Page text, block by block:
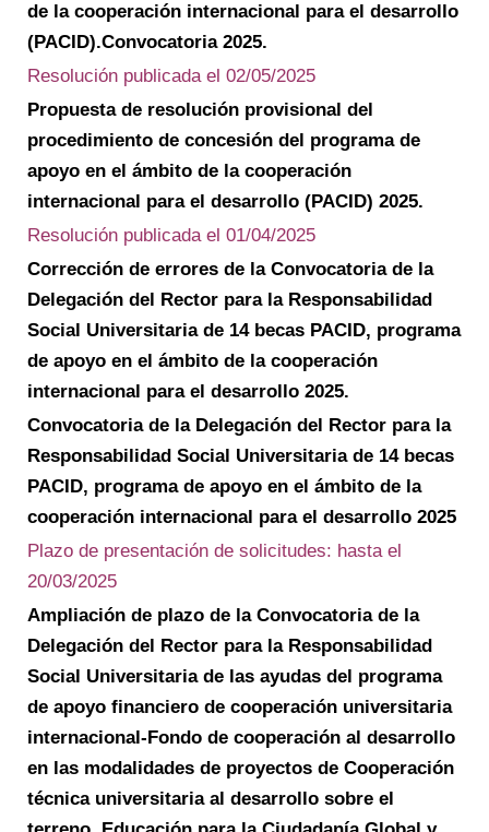
de la cooperación internacional para el desarrollo
(PACID).Convocatoria 2025.
Resolución publicada el 02/05/2025
Propuesta de resolución provisional del
procedimiento de concesión del programa de
apoyo en el ámbito de la cooperación
internacional para el desarrollo (PACID) 2025.
Resolución publicada el 01/04/2025
Corrección de errores de la Convocatoria de la
Delegación del Rector para la Responsabilidad
Social Universitaria de 14 becas PACID, programa
de apoyo en el ámbito de la cooperación
internacional para el desarrollo 2025.
Convocatoria de la Delegación del Rector para la
Responsabilidad Social Universitaria de 14 becas
PACID, programa de apoyo en el ámbito de la
cooperación internacional para el desarrollo 2025
Plazo de presentación de solicitudes: hasta el
20/03/2025
Ampliación de plazo de la Convocatoria de la
Delegación del Rector para la Responsabilidad
Social Universitaria de las ayudas del programa
de apoyo financiero de cooperación universitaria
internacional-Fondo de cooperación al desarrollo
en las modalidades de proyectos de Cooperación
técnica universitaria al desarrollo sobre el